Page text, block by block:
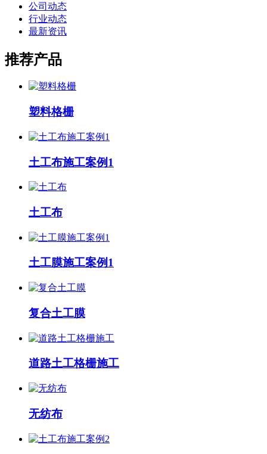
公司动态
行业动态
最新资讯
推荐产品
塑料格栅
土工布施工案例1
土工布
土工膜施工案例1
复合土工膜
道路土工格栅施工
无纺布